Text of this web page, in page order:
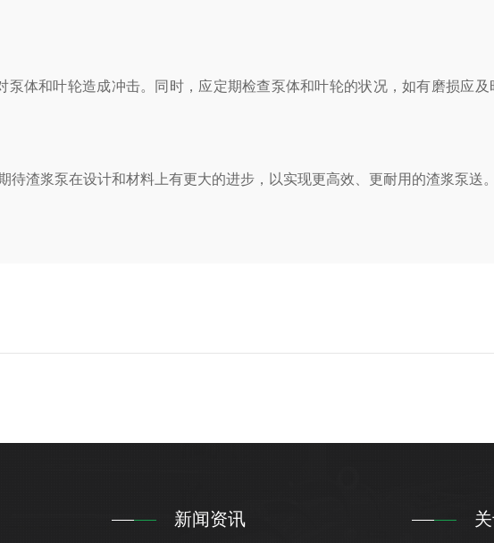
和叶轮造成冲击。同时，应定期检查泵体和叶轮的状况，如有磨损应及
渣浆泵在设计和材料上有更大的进步，以实现更高效、更耐用的渣浆泵送
新闻资讯